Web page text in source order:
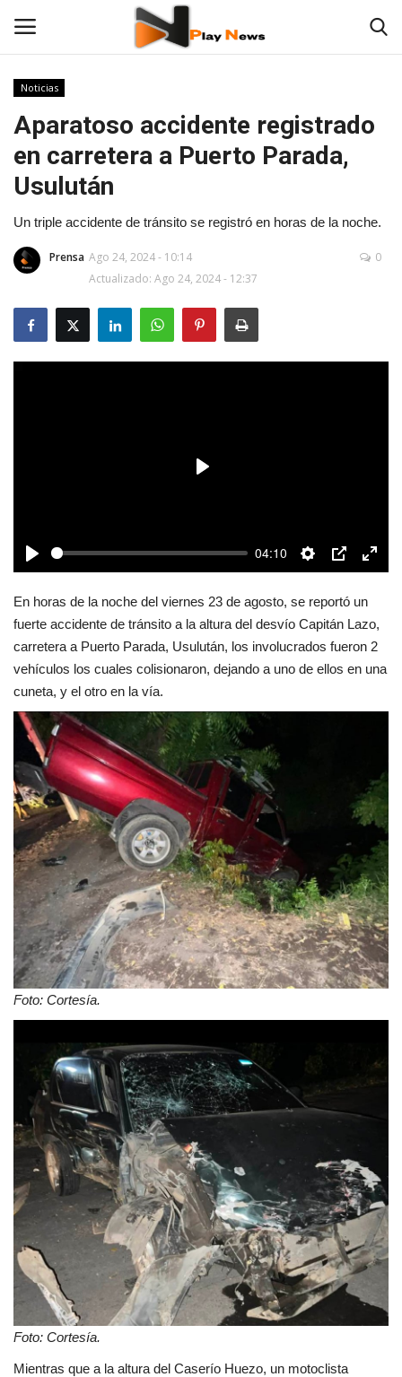
Contáctenos
Noticias
TV en Vivo
En Vivo
Las 12 Play
Podcast y Audios
Noticias
Aparatoso accidente registrado
en carretera a Puerto Parada,
Usulután
Un triple accidente de tránsito se registró en horas de la noche.
Prensa Ago 24, 2024 - 10:14
Actualizado: Ago 24, 2024 - 12:37
0
Play
04:10
Settings
PIP
Enter
En horas de la noche del viernes 23 de agosto, se reportó un
fuerte accidente de tránsito a la altura del desvío Capitán Lazo,
carretera a Puerto Parada, Usulután, los involucrados fueron 2
vehículos los cuales colisionaron, dejando a uno de ellos en una
cuneta, y el otro en la vía.
Foto: Cortesía.
Foto: Cortesía.
Mientras que a la altura del Caserío Huezo, un motoclista